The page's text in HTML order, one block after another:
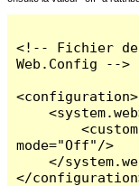
<!-- Fichier
Web.Config -->
<configuration>
    <system.web>
        <customErrors
mode="Off"/>
    </system.web>
</